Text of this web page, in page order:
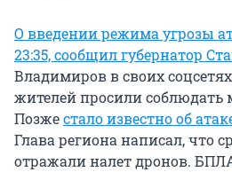
О введении режима угрозы
23:35, сообщил губернатор
Владимиров в своих
жителей просили соблюдать
Позжестало известно об
Глава региона написал, что
отражали налет дронов.